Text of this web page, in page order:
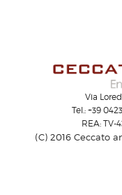
Via
Tel.: +39
REA: TV-
(C) 2016 Ceccato